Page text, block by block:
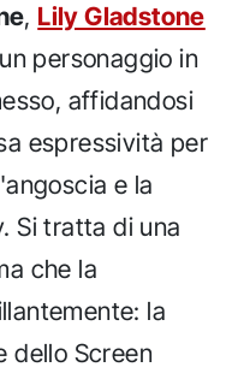
, Lily Gladstone
personaggio in
affidandosi
espressività per
e la
Si tratta di una
che la
la
dello Screen